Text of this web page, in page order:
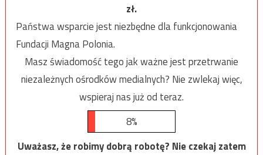
zł.
Państwa wsparcie jest niezbędne dla funkcjonowania
Fundacji Magna Polonia.
Masz świadomość tego jak ważne jest przetrwanie
niezależnych ośrodków medialnych? Nie zwlekaj więc,
wspieraj nas już od teraz.
8%
Uważasz, że robimy dobrą robotę? Nie czekaj zatem